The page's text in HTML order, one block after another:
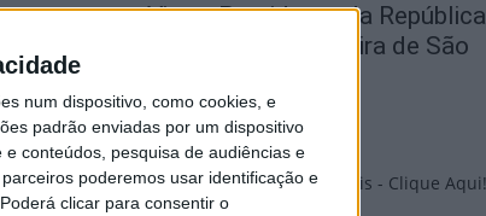
num dispositivo, como cookies, e
padrão enviadas por um dispositivo
conteúdos, pesquisa de audiências e
poderemos usar identificação e
clicar para consentir o
e Juho
Viseu: Presidente da República
inaugura a 634.ª Feira de São
5 de Agosto, 2026